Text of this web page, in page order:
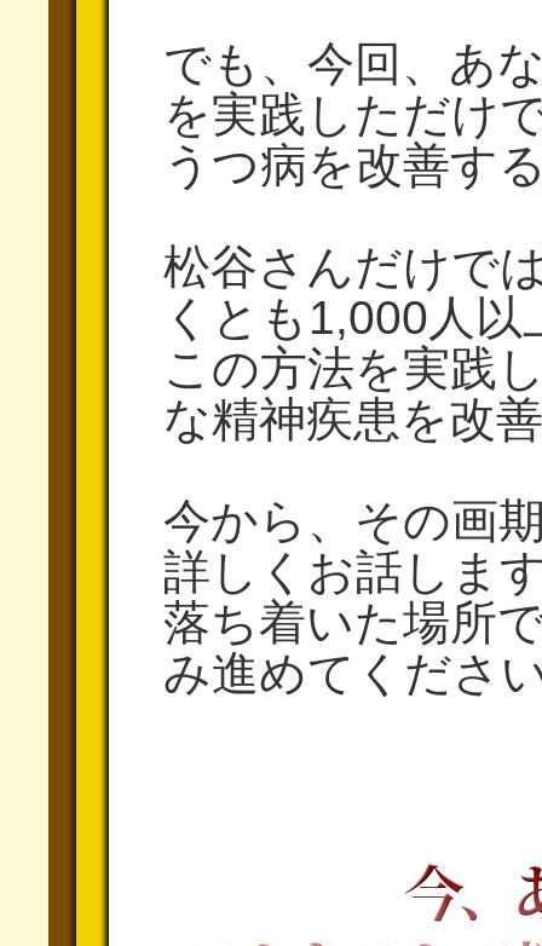
でも、今回、あ
を実践しただけ
うつ病を改善す
松谷さんだけで
くとも1,000人以
この方法を実践
な精神疾患を改
今から、その画
詳しくお話しま
落ち着いた場所
み進めてくださ